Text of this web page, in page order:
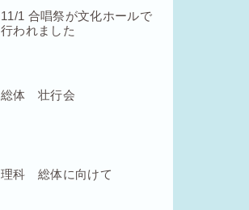
11/1 合唱祭が文化ホールで
行われました
総体 壮行会
理科 総体に向けて